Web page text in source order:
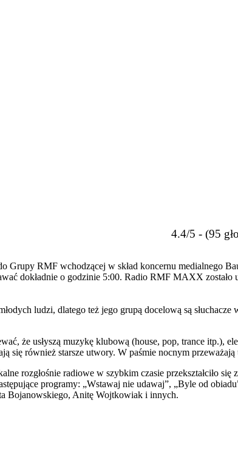
4.4/5 - (95
Grupy RMF wchodzącej w skład koncernu medialnego
dokładnie o godzinie 5:00. Radio RMF MAXX
ludzi, dlatego też jego grupą docelową są
że usłyszą muzykę klubową (house, pop, trance itp.),
się również starsze utwory. W paśmie nocnym
rozgłośnie radiowe w szybkim czasie przekształciło
programy: „Wstawaj nie udawaj”, „Byle od
Bojanowskiego, Anitę Wojtkowiak i innych.